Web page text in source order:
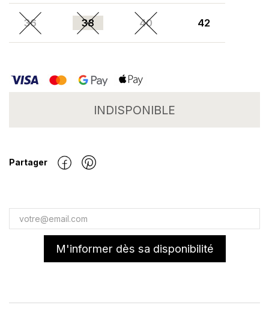
36 38 40 42
INDISPONIBLE
Partager
M'informer dès sa disponibilité